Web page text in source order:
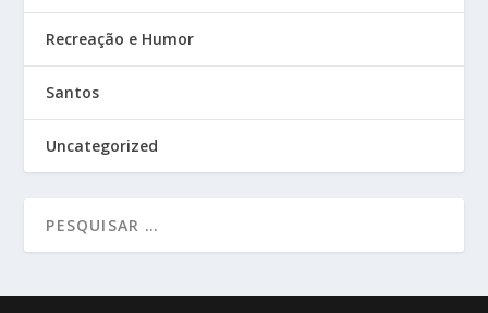
Recreação e Humor
Santos
Uncategorized